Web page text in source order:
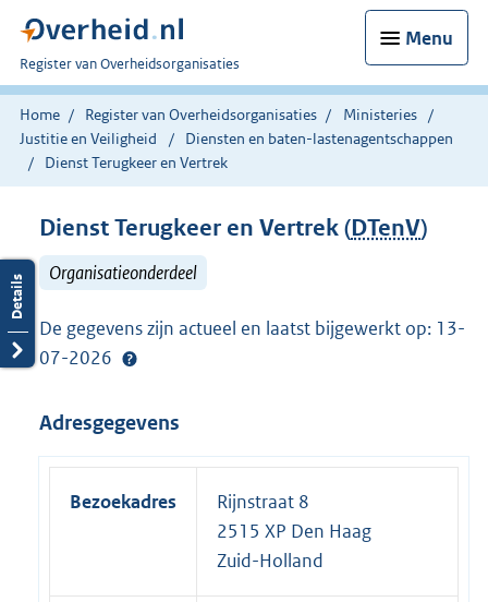
Menu
U
bent
nu
hier:
Register van Overheidsorganisaties
Home Register van Overheidsorganisaties
Ministeries
Justitie en Veiligheid
Diensten en baten-lastenagentschappen
Dienst Terugkeer en Vertrek
Dienst Terugkeer en Vertrek (DTenV)
Organisatieonderdeel
De gegevens zijn actueel en laatst bijgewerkt op: 13-
07-2026
Adresgegevens
Bezoekadres
Rijnstraat 8
2515 XP Den Haag
Zuid-Holland